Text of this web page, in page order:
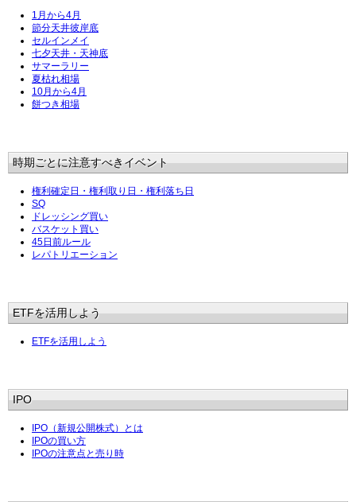
1月から4月
節分天井彼岸底
セルインメイ
七夕天井・天神底
サマーラリー
夏枯れ相場
10月から4月
餅つき相場
時期ごとに注意すべきイベント
権利確定日・権利取り日・権利落ち日
SQ
ドレッシング買い
バスケット買い
45日前ルール
レパトリエーション
ETFを活用しよう
ETFを活用しよう
IPO
IPO（新規公開株式）とは
IPOの買い方
IPOの注意点と売り時